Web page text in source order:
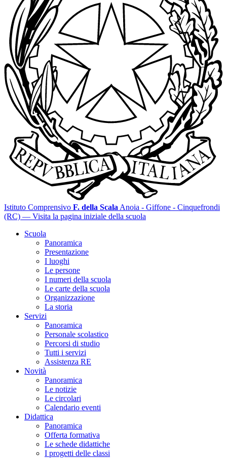
Istituto Comprensivo F. della Scala Anoia - Giffone - Cinquefrondi
(RC) — Visita la pagina iniziale della scuola
Scuola
Panoramica
Presentazione
I luoghi
Le persone
I numeri della scuola
Le carte della scuola
Organizzazione
La storia
Servizi
Panoramica
Personale scolastico
Percorsi di studio
Tutti i servizi
Assistenza RE
Novità
Panoramica
Le notizie
Le circolari
Calendario eventi
Didattica
Panoramica
Offerta formativa
Le schede didattiche
I progetti delle classi